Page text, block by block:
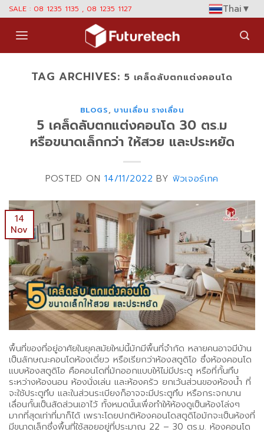
Skip
content
SALE : 08 1235 1135 , 08 1235 1127 Thai▼
TAG ARCHIVES: 5 เคล็ดลับตกแต่งคอนโด
BLOGS, บานเลื่อน รางเลื่อน
5 เคล็ดลับตกแต่งคอนโด 30 ตร.ม
หรือขนาดเล็กกว่า ให้สวย และประหยัด
POSTED ON14/11/2022 BYฟิวเจอร์เทค
14
Nov
พื้นที่ของที่อยู่อาศัยในยุคสมัยใหม่นี้มักมีพื้นที่จำกัด หลายคนอาจมีบ้าน
เป็นลักษณะคอนโดห้องเดี่ยว หรือเรียกว่าห้องสตูดิโอ ซึ่งห้องคอนโด
แบบห้องสตูดิโอ คือคอนโดที่มักออกแบบให้ไม่มีประตู หรือที่กั้นทึบ
ระหว่างห้องนอน ห้องนั่งเล่น และห้องครัว ยกเว้นส่วนของห้องน้ำ ที่
จะใช้ประตูทึบ และในส่วนระเบียงก็อาจจะมีประตูทึบ หรือกระจกบาน
เลื่อนกั้นเป็นสัดส่วนเอาไว้ ทั้งหมดนั้นเพื่อทำให้ห้องดูเป็นห้องโล่งๆ
มากที่สุดเท่าที่มาก็ได้ เพราะโดยปกติห้องคอนโดสตูดิโอมักจะเป็นห้องที่
มีขนาดเล็กซึ่งพื้นที่ใช้สอยอยู่ที่ประมาณ 22 – 30 ตร.ม. ห้องคอนโด